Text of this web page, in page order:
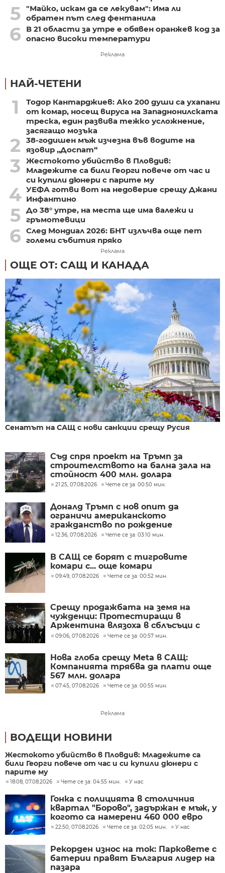
5 "Майко, искам да се лекувам": Има ли
обратен път след фентанила
6
В 21 области за утре е обявен оранжев код за
опасно високи температури
Реклама
НАЙ-ЧЕТЕНИ
1
Тодор Кантарджиев: Ако 200 души са ухапани
от комар, носещ вируса на Западнонилската
треска, един развива тежко усложнение,
засягащо мозъка
2
38-годишен мъж изчезна във водите на
язовир „Доспат“
3
Жестокото убийство в Пловдив:
Младежите са били Георги повече от час и
си купили дюнери с парите му
4 УЕФА готви вот на недоверие срещу Джани
Инфантино
5 До 38° утре, на места ще има валежи и
гръмотевици
6 След Мондиал 2026: БНТ излъчва още пет
големи събития пряко
Реклама
ОЩЕ ОТ: САЩ И КАНАДА
Сенатът на САЩ с нови санкции срещу Русия
Съд спря проект на Тръмп за
строителството на бална зала на
стойност 400 млн. долара
21:25, 07.08.2026 Чете се за: 00:50 мин.
Доналд Тръмп с нов опит да
ограничи американското
гражданство по рождение
12:36, 07.08.2026 Чете се за: 03:10 мин.
В САЩ се борят с тигровите
комари с... още комари
09:49, 07.08.2026 Чете се за: 00:52 мин.
Срещу продажбата на земя на
чужденци: Протестиращи в
Аржентина влязоха в сблъсъци с
полицията
09:06, 07.08.2026 Чете се за: 00:57 мин.
Нова глоба срещу Meta в САЩ:
Компанията трябва да плати още
567 млн. долара
07:45, 07.08.2026 Чете се за: 00:55 мин.
Реклама
ВОДЕЩИ НОВИНИ
Жестокото убийство в Пловдив: Младежите са
били Георги повече от час и си купили дюнери с
парите му
18:08, 07.08.2026 Чете се за: 04:55 мин. У нас
Гонка с полицията в столичния
квартал "Борово", задържан е мъж, у
когото са намерени 460 000 евро
22:50, 07.08.2026 Чете се за: 02:05 мин. У нас
Рекорден износ на ток: Парковете с
батерии правят България лидер на
пазара